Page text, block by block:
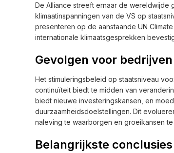
De Alliance streeft ernaar de
klimaatinspanningen van de VS op
presenteren op de aanstaande UN
internationale klimaatsgesprekken
Gevolgen voor bedrijven
Het stimuleringsbeleid op staatsniveau
continuïteit biedt te midden van
biedt nieuwe investeringskansen, en
duurzaamheidsdoelstellingen. Dit
naleving te waarborgen en groeikansen
Belangrijkste conclusies